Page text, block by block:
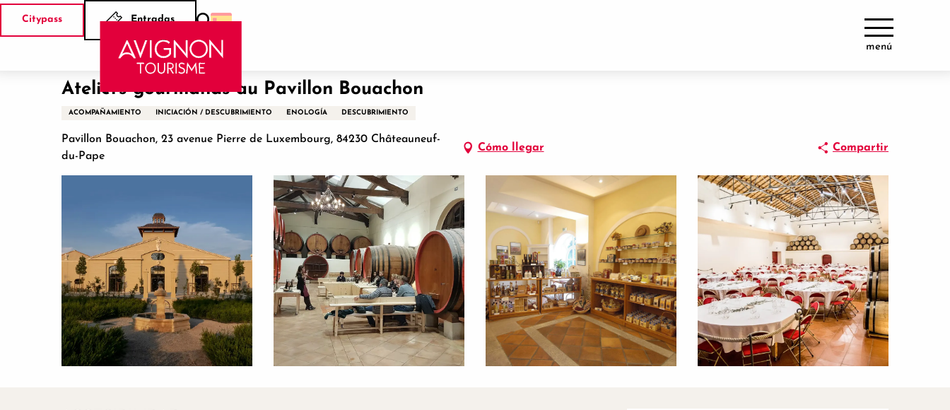
Aller
Citypass Entradas
Buscar
menú
Inicio Ateliers gourmands au Pavillon Bouachon
Ateliers gourmands au Pavillon Bouachon
ACOMPAÑAMIENTO INICIACIÓN / DESCUBRIMIENTO ENOLOGÍA DESCUBRIMIENTO
Pavillon Bouachon, 23 avenue Pierre de Luxembourg, 84230 Châteauneuf-
du-Pape
Cómo llegar Compartir